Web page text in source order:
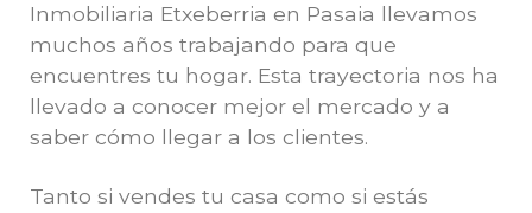
Inmobiliaria Etxeberria en Pasaia llevamos
muchos años trabajando para que
encuentres tu hogar. Esta trayectoria nos ha
llevado a conocer mejor el mercado y a
saber cómo llegar a los clientes.
Tanto si vendes tu casa como si estás